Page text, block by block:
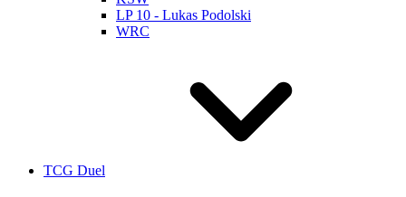
LP 10 - Lukas Podolski
WRC
TCG Duel